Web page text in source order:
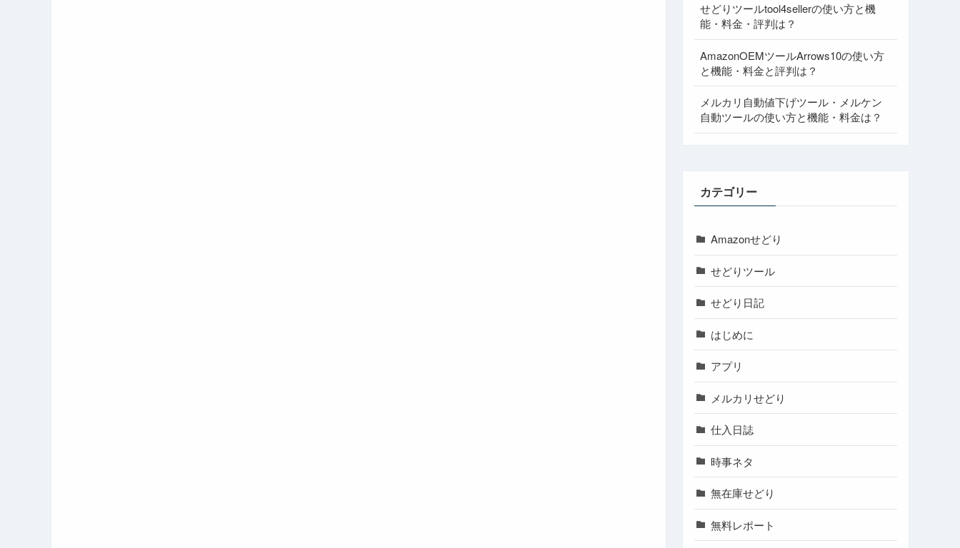
せどりツールtool4sellerの使い方と機
能・料金・評判は？
AmazonOEMツールArrows10の使い方
と機能・料金と評判は？
メルカリ自動値下げツール・メルケン
自動ツールの使い方と機能・料金は？
カテゴリー
Amazonせどり
せどりツール
せどり日記
はじめに
アプリ
メルカリせどり
仕入日誌
時事ネタ
無在庫せどり
無料レポート